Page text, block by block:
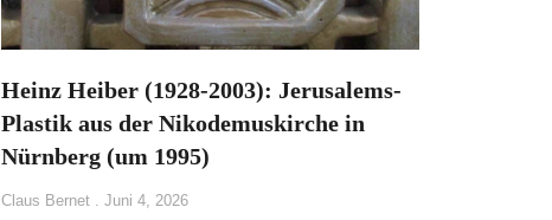
Heinz Heiber (1928-2003): Jerusalems-
Plastik aus der Nikodemuskirche in
Nürnberg (um 1995)
Claus Bernet Juni 4, 2026